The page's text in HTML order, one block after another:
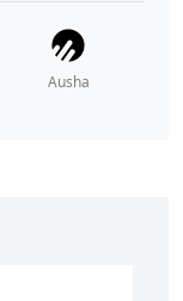
Ausha